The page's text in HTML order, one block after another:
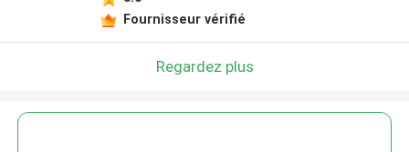
Fournisseur vérifié
Regardez plus